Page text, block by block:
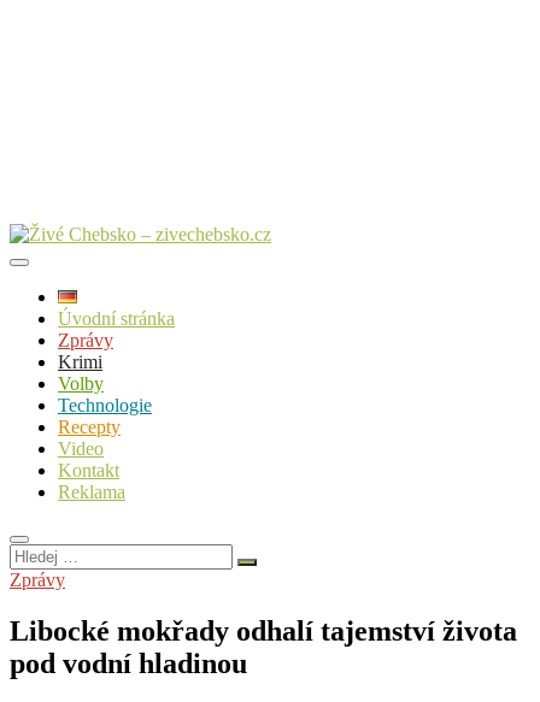
Úvodní stránka
Zprávy
Krimi
Volby
Technologie
Recepty
Video
Kontakt
Reklama
Hledej
…
Zprávy
Libocké mokřady odhalí tajemství života
pod vodní hladinou